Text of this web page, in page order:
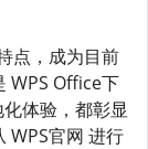
点，成为目前
WPS Office下
体验，都彰显
WPS官网 进行